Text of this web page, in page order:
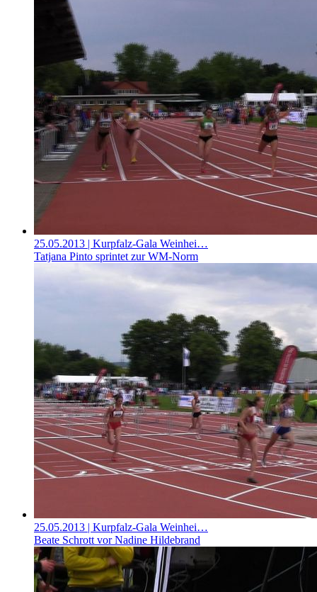
25.05.2013 | Kurpfalz-Gala Weinhei…
Tatjana Pinto sprintet zur WM-Norm
25.05.2013 | Kurpfalz-Gala Weinhei…
Beate Schrott vor Nadine Hildebrand